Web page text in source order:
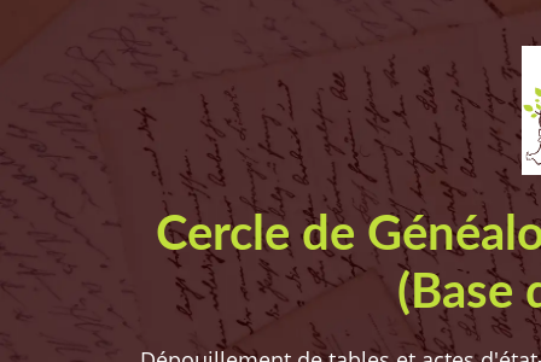
Cercle de
(Base